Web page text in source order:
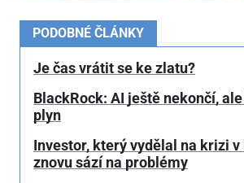
PODOBNÉ ČLÁNKY
Je čas vrátit se ke zlatu?
BlackRock: AI ještě nekončí,
plyn
Investor, který vydělal na krizi v
znovu sází na problémy